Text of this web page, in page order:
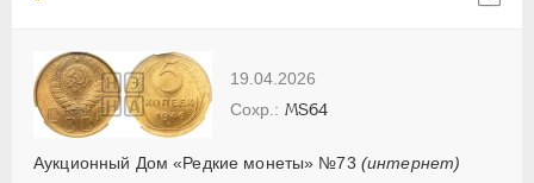
19.04.2026
Аукционный Дом «Редкие монеты» №73 (интернет)
MS64